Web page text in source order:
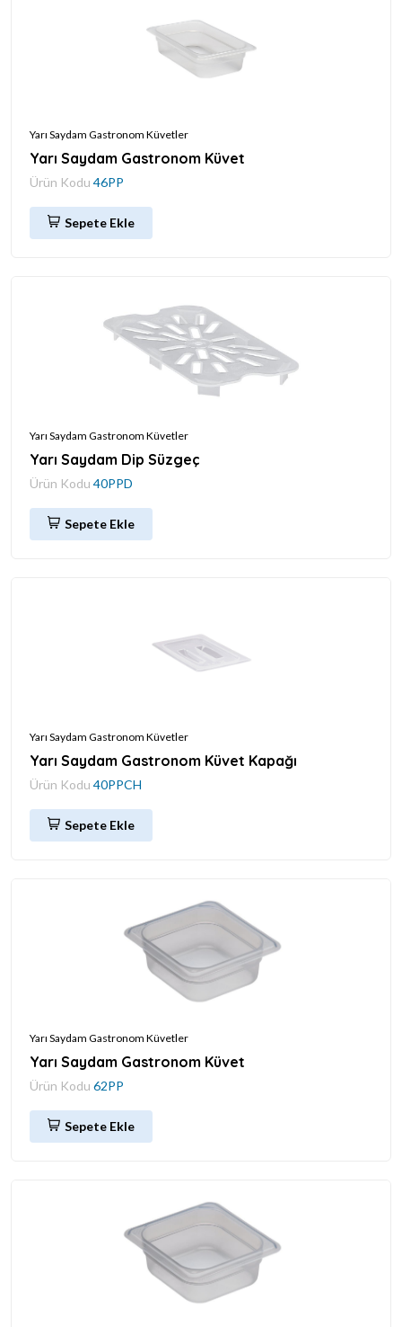
Yarı Saydam Gastronom Küvetler
Yarı Saydam Gastronom Küvet
Ürün Kodu 46PP
Sepete Ekle
Yarı Saydam Gastronom Küvetler
Yarı Saydam Dip Süzgeç
Ürün Kodu 40PPD
Sepete Ekle
Yarı Saydam Gastronom Küvetler
Yarı Saydam Gastronom Küvet Kapağı
Ürün Kodu 40PPCH
Sepete Ekle
Yarı Saydam Gastronom Küvetler
Yarı Saydam Gastronom Küvet
Ürün Kodu 62PP
Sepete Ekle